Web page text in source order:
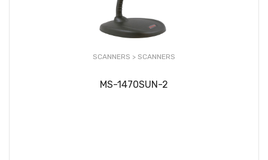
SCANNERS > SCANNERS
MS-1470SUN-2